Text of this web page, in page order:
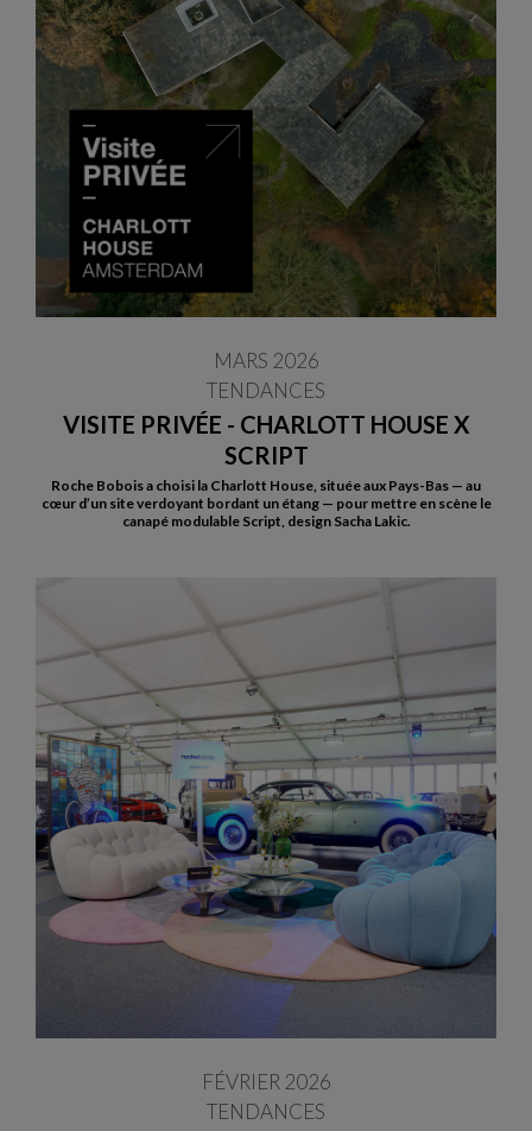
VISITE PRIVÉE - CHARLOTT HOUSE X
SCRIPT
MARS 2026
TENDANCES
Roche Bobois a choisi la Charlott House, située aux Pays-Bas — au
cœur d’un site verdoyant bordant un étang — pour mettre en scène le
canapé modulable Script, design Sacha Lakic.
FÉVRIER 2026
TENDANCES